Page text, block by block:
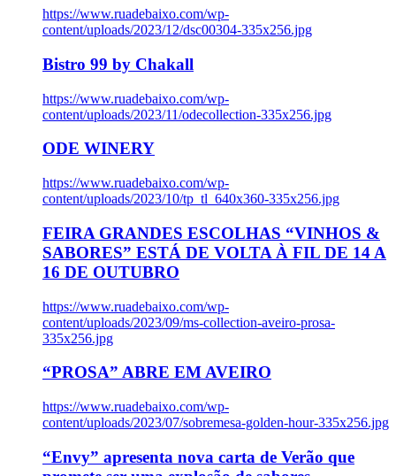
https://www.ruadebaixo.com/wp-
content/uploads/2023/12/dsc00304-335x256.jpg
Bistro 99 by Chakall
https://www.ruadebaixo.com/wp-
content/uploads/2023/11/odecollection-335x256.jpg
ODE WINERY
https://www.ruadebaixo.com/wp-
content/uploads/2023/10/tp_tl_640x360-335x256.jpg
FEIRA GRANDES ESCOLHAS “VINHOS &
SABORES” ESTÁ DE VOLTA À FIL DE 14 A
16 DE OUTUBRO
https://www.ruadebaixo.com/wp-
content/uploads/2023/09/ms-collection-aveiro-prosa-
335x256.jpg
“PROSA” ABRE EM AVEIRO
https://www.ruadebaixo.com/wp-
content/uploads/2023/07/sobremesa-golden-hour-335x256.jpg
“Envy” apresenta nova carta de Verão que